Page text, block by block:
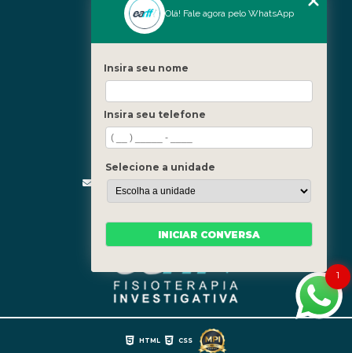
Fale Conosco
(21) 3619-5657
(21) 99390-3850
contato@fisioterapiainvestigativa.com
Segunda a sexta, das 7h às 21h
Nossas Unidades
Barra - Rio de Janeiro
HTML CSS
1
Olá! Fale agora pelo WhatsApp
Insira seu nome
Insira seu telefone
Selecione a unidade
INICIAR CONVERSA